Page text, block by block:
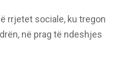
rrjetet sociale, ku tregon
në prag të ndeshjes